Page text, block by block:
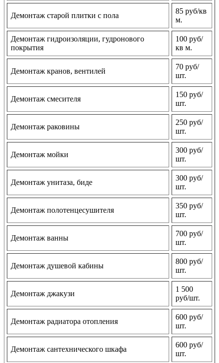
Демонтаж старой плитки с пола
85 руб/кв
м.
Демонтаж гидроизоляции, гудронового
покрытия
100 руб/
кв м.
Демонтаж кранов, вентилей
70 руб/
шт.
Демонтаж смесителя
150 руб/
шт.
Демонтаж раковины
250 руб/
шт.
Демонтаж мойки
300 руб/
шт.
Демонтаж унитаза, биде
300 руб/
шт.
Демонтаж полотенцесушителя
350 руб/
шт.
Демонтаж ванны
700 руб/
шт.
Демонтаж душевой кабины
800 руб/
шт.
Демонтаж джакузи
1 500
руб/шт.
Демонтаж радиатора отопления
600 руб/
шт.
Демонтаж сантехнического шкафа
600 руб/
шт.